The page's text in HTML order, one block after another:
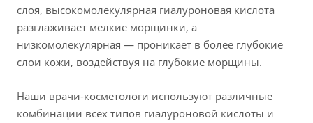
слоя, высокомолекулярная гиалуроновая кислота
разглаживает мелкие морщинки, а
низкомолекулярная — проникает в более глубокие
слои кожи, воздействуя на глубокие морщины.
Наши врачи-косметологи используют различные
комбинации всех типов гиалуроновой кислоты и